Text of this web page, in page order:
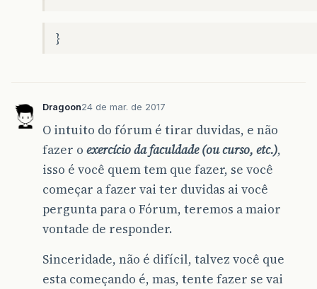
}
Dragoon24 de mar. de 2017
O intuito do fórum é tirar duvidas, e não
fazer o exercício da faculdade (ou curso, etc.),
isso é você quem tem que fazer, se você
começar a fazer vai ter duvidas ai você
pergunta para o Fórum, teremos a maior
vontade de responder.
Sinceridade, não é difícil, talvez você que
esta começando é, mas, tente fazer se vai